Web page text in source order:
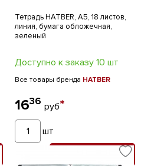
Тетрадь HATBER, А5, 18 листов,
линия, бумага обложечная,
зеленый
Доступно к заказу 10 шт
Все товары бренда HATBER
1636 руб*
шт